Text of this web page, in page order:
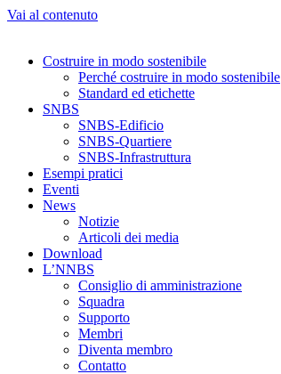
Vai al contenuto
Costruire in modo sostenibile
Perché costruire in modo sostenibile
Standard ed etichette
SNBS
SNBS-Edificio
SNBS-Quartiere
SNBS-Infrastruttura
Esempi pratici
Eventi
News
Notizie
Articoli dei media
Download
L’NNBS
Consiglio di amministrazione
Squadra
Supporto
Membri
Diventa membro
Contatto